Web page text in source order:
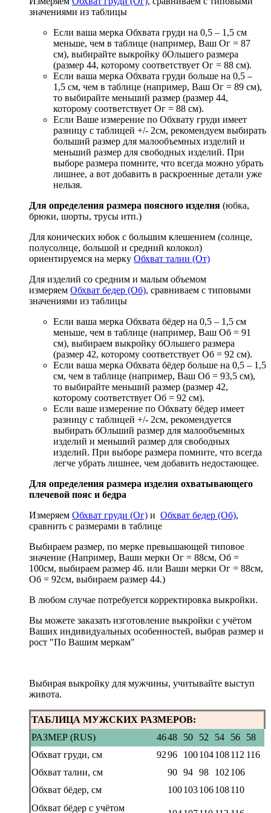
значениями из таблицы
Если ваша мерка Обхвата груди на 0,5 – 1,5 см
меньше, чем в таблице (например, Ваш Ог = 87
см), выбирайте выкройку бОльшего размера
(размер 44, которому соответствует Ог = 88 см).
Если ваша мерка Обхвата груди больше на 0,5 –
1,5 см, чем в таблице (например, Ваш Ог = 89 см),
то выбирайте меньший размер (размер 44,
которому соответствует Ог = 88 см).
Если Ваше измерение по Обхвату груди имеет
разницу с таблицей +/- 2см, рекомендуем выбирать
больший размер для малообъемных изделий и
меньший размер для свободных изделий. При
выборе размера помните, что всегда можно убрать
лишнее, а вот добавить в раскроенные детали уже
нельзя.
Для определения размера поясного изделия (юбка,
брюки, шорты, трусы итп.)
Для конических юбок с большим клешением (солнце,
полусолнце, большой и средний колокол)
ориентируемся на мерку Обхват талии (От)
Для изделий со средним и малым объемом
измеряем Обхват бедер (Об), сравниваем с типовыми
значениями из таблицы
Если ваша мерка Обхвата бёдер на 0,5 – 1,5 см
меньше, чем в таблице (например, Ваш Об = 91
см), выбираем выкройку бОльшего размера
(размер 42, которому соответствует Об = 92 см).
Если ваша мерка Обхвата бёдер больше на 0,5 – 1,5
см, чем в таблице (например, Ваш Об = 93,5 см),
то выбирайте меньший размер (размер 42,
которому соответствует Об = 92 см).
Если ваше измерение по Обхвату бёдер имеет
разницу с таблицей +/- 2см, рекомендуется
выбирать бОльший размер для малообъемных
изделий и меньший размер для свободных
изделий. При выборе размера помните, что всегда
легче убрать лишнее, чем добавить недостающее.
Для определения размера изделия охватывающего
плечевой пояс и бедра
Измеряем Обхват груди (Ог) и Обхват бедер (Об),
сравнить с размерами в таблице
Выбираем размер, по мерке превышающей типовое
значение (Например, Ваши мерки Ог = 88см, Об =
100см, выбираем размер 46. или Ваши мерки Ог = 88см,
Об = 92см, выбираем размер 44.)
В любом случае потребуется корректировка выкройки.
Вы можете заказать изготовление выкройки с учётом
Ваших индивидуальных особенностей, выбрав размер и
рост "По Вашим меркам"
Выбирая выкройку для мужчины, учитывайте выступ
живота.
ТАБЛИЦА МУЖСКИХ РАЗМЕРОВ:
РАЗМЕР (RUS)
4648 50 52 54 56
58
Обхват груди, см
9296 100104108112 116
Обхват талии, см
90 94 98 102 106
Обхват бёдер, см
100103106108110
Обхват бёдер с учётом